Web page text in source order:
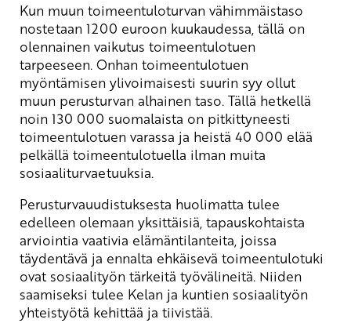
Kun muun toimeentuloturvan vähimmäistaso
nostetaan 1200 euroon kuukaudessa, tällä on
olennainen vaikutus toimeentulotuen
tarpeeseen. Onhan toimeentulotuen
myöntämisen ylivoimaisesti suurin syy ollut
muun perusturvan alhainen taso. Tällä hetkellä
noin 130 000 suomalaista on pitkittyneesti
toimeentulotuen varassa ja heistä 40 000 elää
pelkällä toimeentulotuella ilman muita
sosiaaliturvaetuuksia.
Perusturvauudistuksesta huolimatta tulee
edelleen olemaan yksittäisiä, tapauskohtaista
arviointia vaativia elämäntilanteita, joissa
täydentävä ja ennalta ehkäisevä toimeentulotuki
ovat sosiaalityön tärkeitä työvälineitä. Niiden
saamiseksi tulee Kelan ja kuntien sosiaalityön
yhteistyötä kehittää ja tiivistää.